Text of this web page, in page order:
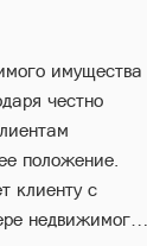
имущества
честно
положение.
клиенту с
недвижимого